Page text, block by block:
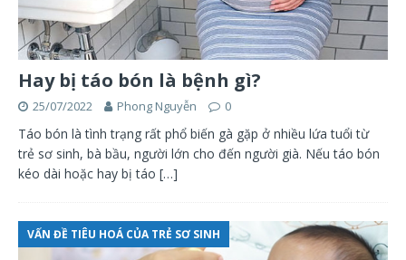
Hay bị táo bón là bệnh gì?
25/07/2022 Phong Nguyễn 0
Táo bón là tình trạng rất phổ biến gà gặp ở nhiều lứa tuổi từ
trẻ sơ sinh, bà bầu, người lớn cho đến người già. Nếu táo bón
kéo dài hoặc hay bị táo […]
VẤN ĐỀ TIÊU HOÁ CỦA TRẺ SƠ SINH